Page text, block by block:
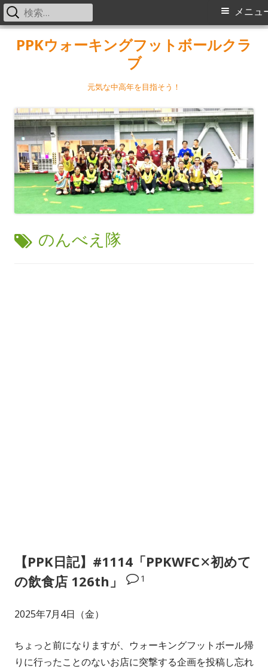
PPKウォーキングフットボールクラ
ブ
元気な中高年を目指そう！
メ
メニュ
検
索:
タ
のんべえ隊
【PPK日記】#1114「PPKWFC✕初めて
の飲食店 126th」
1
2025年7月4日（金）
ちょっと前になりますが、ウォーキングフットボール帰
りに行ったことのないお店に突撃する企画を投稿し忘れ